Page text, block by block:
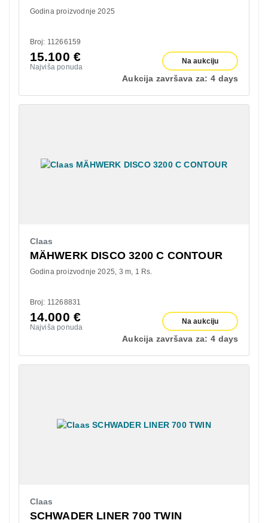
Godina proizvodnje 2025
Broj: 11266159
15.100 €
Najviša ponuda
Na aukciju
Aukcija završava za: 4 days
Claas
MÄHWERK DISCO 3200 C CONTOUR
Godina proizvodnje 2025 3 m 1 Rs.
Broj: 11268831
14.000 €
Najviša ponuda
Na aukciju
Aukcija završava za: 4 days
Claas
SCHWADER LINER 700 TWIN